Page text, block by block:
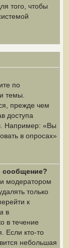
того, чтобы
по
темы.
прежде чем
доступа
Например: «Вы
в опросах»
сообщение?
модератором
только
к
в
в течение
Если кто-то
небольшая